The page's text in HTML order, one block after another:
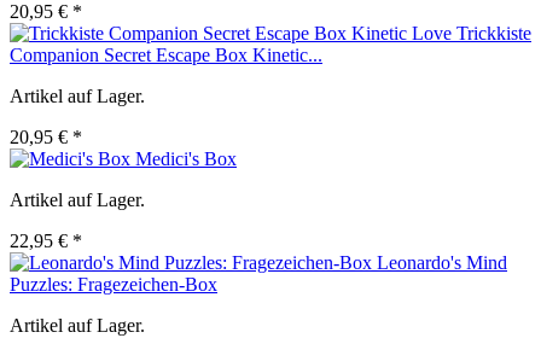
20,95 € *
Trickkiste
Companion Secret Escape Box Kinetic...
Artikel auf Lager.
20,95 € *
Medici's Box
Artikel auf Lager.
22,95 € *
Leonardo's Mind
Puzzles: Fragezeichen-Box
Artikel auf Lager.